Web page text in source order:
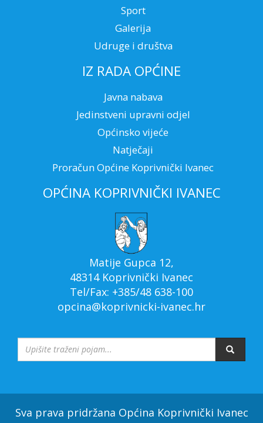
Sport
Galerija
Udruge i društva
IZ RADA OPĆINE
Javna nabava
Jedinstveni upravni odjel
Općinsko vijeće
Natječaji
Proračun Općine Koprivnički Ivanec
OPĆINA KOPRIVNIČKI IVANEC
Matije Gupca 12,
48314 Koprivnički Ivanec
Tel/Fax: +385/48 638-100
opcina@koprivnicki-ivanec.hr
Sva prava pridržana Općina Koprivnički Ivanec